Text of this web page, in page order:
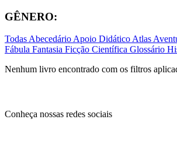
GÊNERO:
TodasAbecedárioApoio DidáticoAtlas
Fábula Fantasia Ficção Científica Glossário
Nenhum livro encontrado com os filtros
Conheça nossas redes sociais